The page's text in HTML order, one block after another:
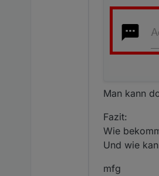
Man kann
Fazit:
Wie
Und wie
mfg